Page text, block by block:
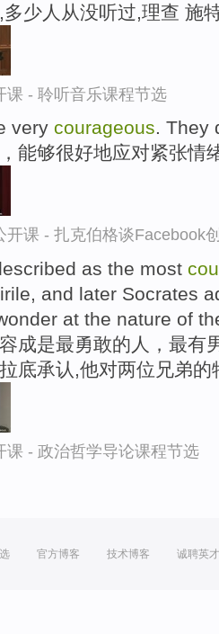
多少人从没听过,理查 施
课 - 聆听音乐课程节选
very courageous. They
能够很好地应对紧张情
开课 - 扎克伯格谈Facebook
as the most
and later Socrates
at the nature of
成是最勇敢的人，最有
底承认,他对两位兄弟
课 - 政治哲学导论课程节选
官方博客 技术博客 诚聘英才